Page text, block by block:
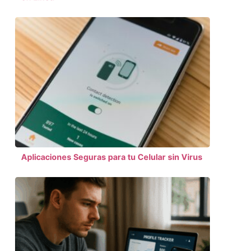
Aplicaciones Seguras para tu Celular sin Virus